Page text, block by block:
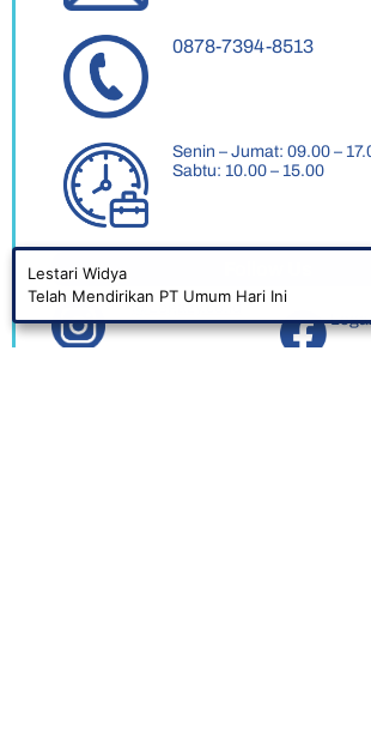
0878-7394-8513
Senin – Jumat: 09.00 –
Sabtu: 10.00 – 15.00
@Legazy.co.id
Hari Ini